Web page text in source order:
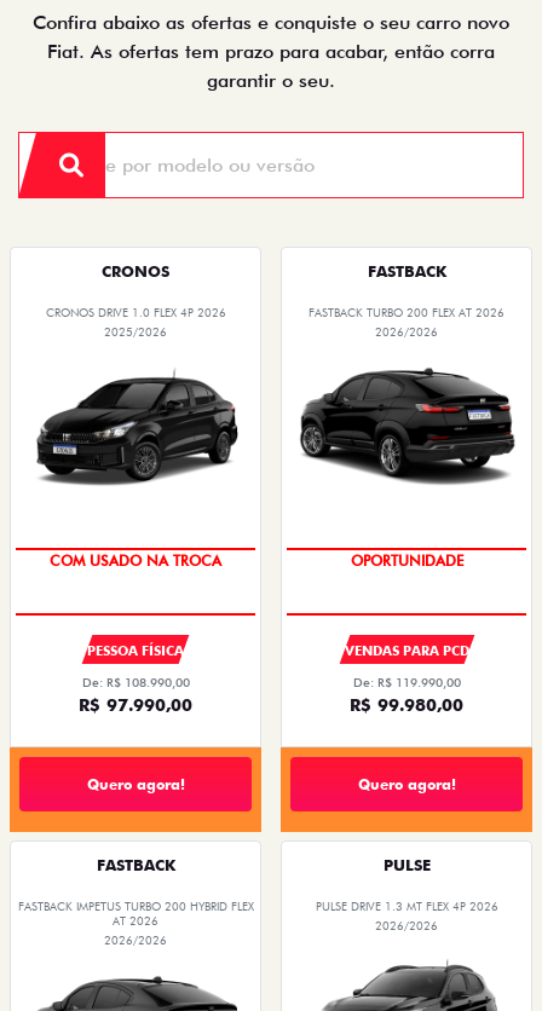
Confira abaixo as ofertas e conquiste o seu carro novo
Fiat. As ofertas tem prazo para acabar, então corra
garantir o seu.
CRONOS
CRONOS DRIVE 1.0 FLEX 4P 2026
2025/2026
COM USADO NA TROCA
PESSOA FÍSICA
De: R$ 108.990,00
R$ 97.990,00
Quero agora!
FASTBACK
FASTBACK TURBO 200 FLEX AT 2026
2026/2026
OPORTUNIDADE
VENDAS PARA PCD
De: R$ 119.990,00
R$ 99.980,00
Quero agora!
FASTBACK
FASTBACK IMPETUS TURBO 200 HYBRID FLEX
AT 2026
2026/2026
PULSE
PULSE DRIVE 1.3 MT FLEX 4P 2026
2026/2026